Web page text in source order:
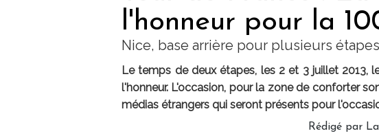
l'honneur pour la
Nice, base arrière pour plusieurs étapes
Le temps de deux étapes, les 2 et 3 juillet 2013,
l'honneur. L'occasion, pour la zone de conforter
médias étrangers qui seront présents pour
Rédigé par